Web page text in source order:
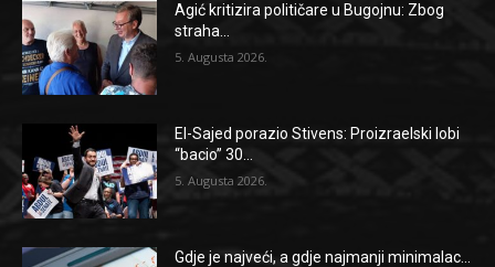
Agić kritizira političare u Bugojnu: Zbog
straha...
5. Augusta 2026.
El-Sajed porazio Stivens: Proizraelski lobi
“bacio” 30...
5. Augusta 2026.
Gdje je najveći, a gdje najmanji minimalac...